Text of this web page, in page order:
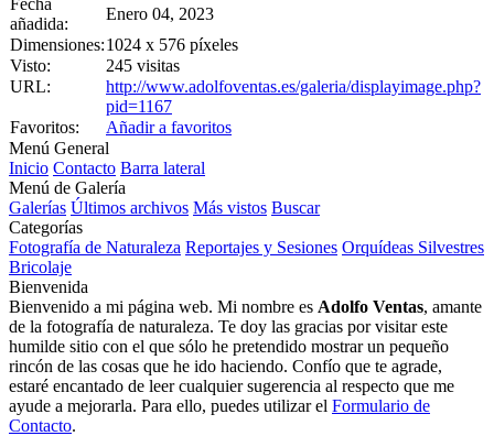
añadida:
Enero 04, 2023
Dimensiones:1024 x 576 píxeles
Visto:
245 visitas
URL:
http://www.adolfoventas.es/galeria/displayimage.php?
pid=1167
Favoritos:
Añadir a favoritos
Menú General
Inicio Contacto Barra lateral
Menú de Galería
Galerías Últimos archivos Más vistos Buscar
Categorías
Fotografía de Naturaleza Reportajes y Sesiones Orquídeas Silvestres
Bricolaje
Bienvenida
Bienvenido a mi página web. Mi nombre es Adolfo Ventas, amante
de la fotografía de naturaleza. Te doy las gracias por visitar este
humilde sitio con el que sólo he pretendido mostrar un pequeño
rincón de las cosas que he ido haciendo. Confío que te agrade,
estaré encantado de leer cualquier sugerencia al respecto que me
ayude a mejorarla. Para ello, puedes utilizar el Formulario de
Contacto.